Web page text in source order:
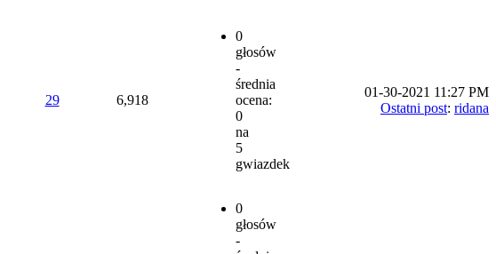
29 6,918
0
głosów
-
średnia
ocena:
0
na
5
gwiazdek
01-30-2021 11:27 PM
Ostatni post: ridana
0
głosów
-